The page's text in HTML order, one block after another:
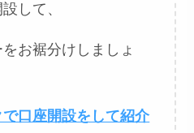
して、
お裾分けしましょ
口座開設をして紹介